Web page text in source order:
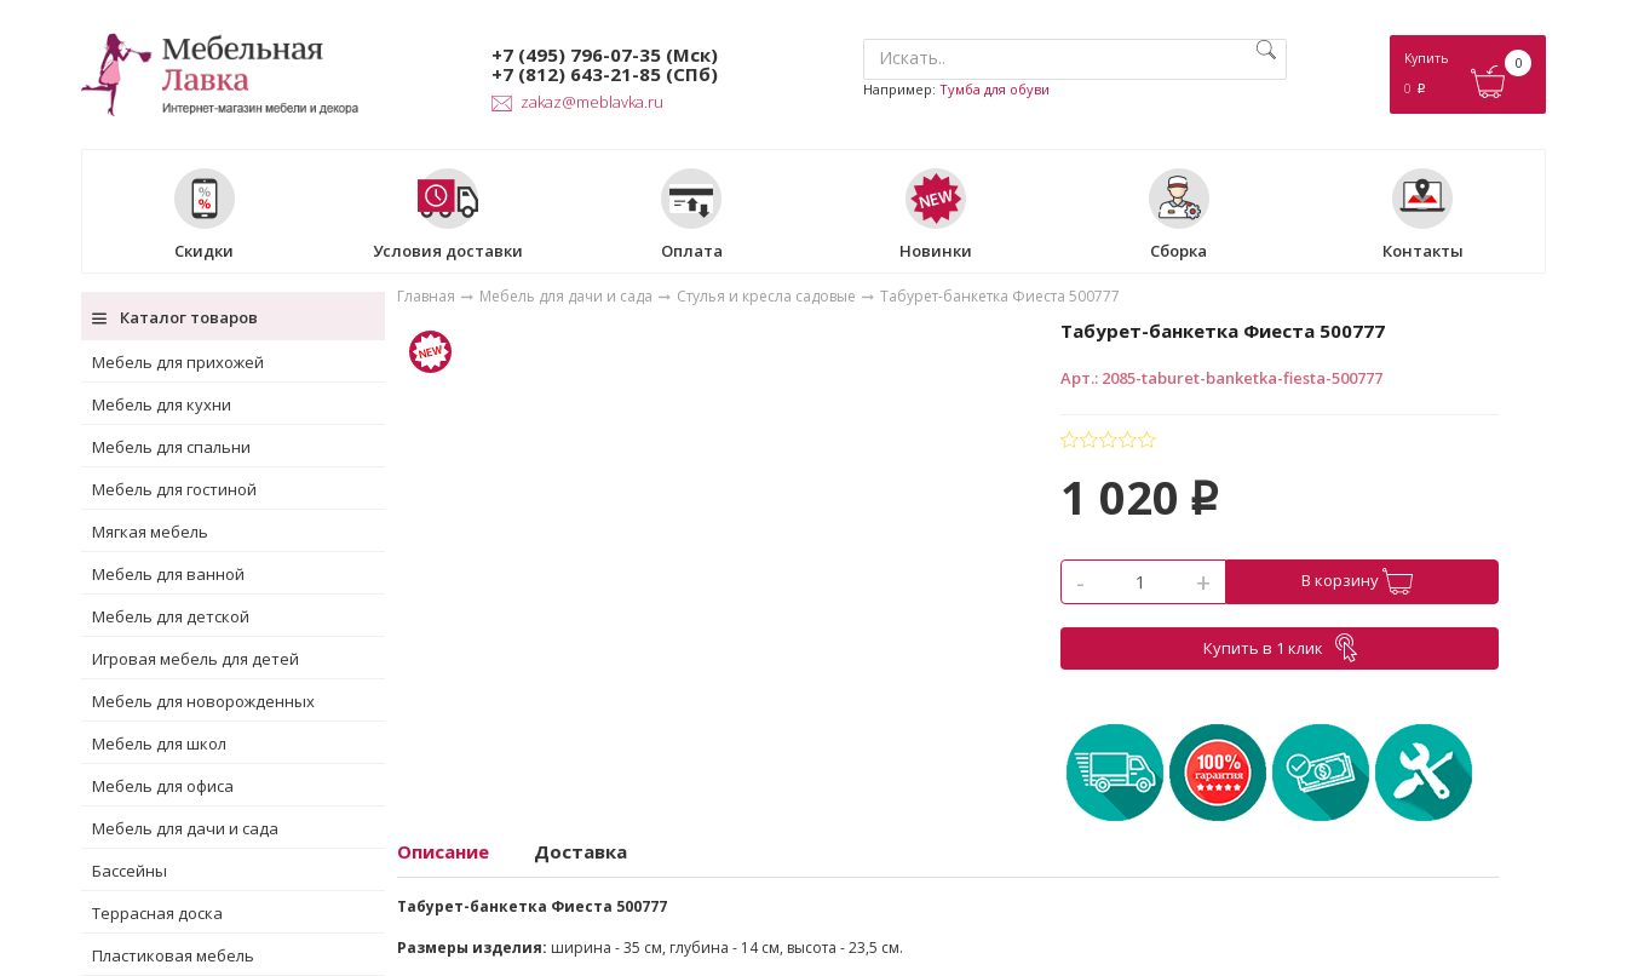
+7 (495) 796-07-35 (Мск)
+7 (812) 643-21-85 (СПб)
zakaz@meblavka.ru
Например: Тумба для обуви
Купить
0 p
0
Скидки Условия доставки Оплата Новинки Сборка Контакты
Каталог товаров
Мебель для прихожей
Мебель для кухни
Мебель для спальни
Мебель для гостиной
Мягкая мебель
Мебель для ванной
Мебель для детской
Игровая мебель для детей
Мебель для новорожденных
Мебель для школ
Мебель для офиса
Мебель для дачи и сада
Бассейны
Террасная доска
Пластиковая мебель
Главная Мебель для дачи и сада Стулья и кресла садовые Табурет-банкетка Фиеста 500777
Табурет-банкетка Фиеста 500777
Арт.: 2085-taburet-banketka-fiesta-500777
1 020 p
- + В корзину
Купить в 1 клик
Описание Доставка
Табурет-банкетка Фиеста 500777
Размеры изделия: ширина - 35 см, глубина - 14 см, высота - 23,5 см.